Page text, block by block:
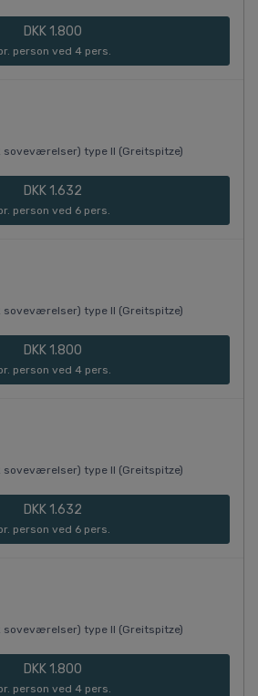
DKK 1.800
person ved 4 pers.
type II (Greitspitze)
DKK 1.632
person ved 6 pers.
type II (Greitspitze)
DKK 1.800
person ved 4 pers.
type II (Greitspitze)
DKK 1.632
person ved 6 pers.
type II (Greitspitze)
DKK 1.800
person ved 4 pers.